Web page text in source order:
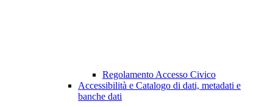
Regolamento Accesso Civico
Accessibilità e Catalogo di dati, metadati e
banche dati